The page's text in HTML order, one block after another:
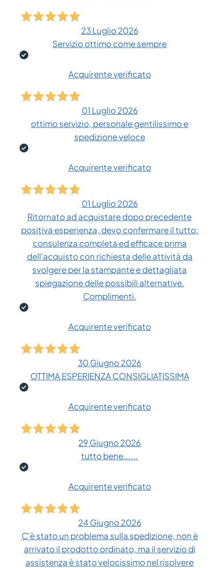
23 Luglio 2026
Servizio ottimo come sempre
Acquirente verificato
01 Luglio 2026
ottimo servizio, personale gentilissimo e
spedizione veloce
Acquirente verificato
01 Luglio 2026
Ritornato ad acquistare dopo precedente
positiva esperienza, devo confermare il tutto:
consulenza completa ed efficace prima
dell'acquisto con richiesta delle attività da
svolgere per la stampante e dettagliata
spiegazione delle possibili alternative.
Complimenti.
Acquirente verificato
30 Giugno 2026
OTTIMA ESPERIENZA CONSIGLIATISSIMA
Acquirente verificato
29 Giugno 2026
tutto bene......
Acquirente verificato
24 Giugno 2026
C'è stato un problema sulla spedizione, non è
arrivato il prodotto ordinato, ma il servizio di
assistenza è stato velocissimo nel risolvere